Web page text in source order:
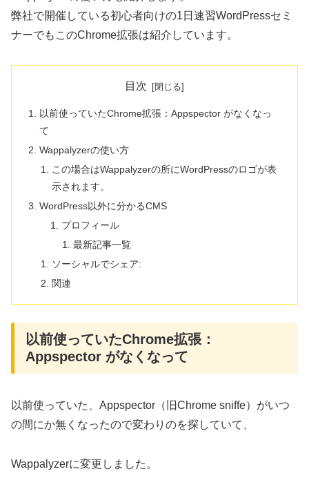
弊社で開催している初心者向けの1日速習WordPressセミ
ナーでもこのChrome拡張は紹介しています。
目次
以前使っていたChrome拡張：Appspector がなくなっ
て
Wappalyzerの使い方
この場合はWappalyzerの所にWordPressのロゴが表
示されます。
WordPress以外に分かるCMS
プロフィール
最新記事一覧
ソーシャルでシェア:
関連
以前使っていたChrome拡張：
Appspector がなくなって
以前使っていた、Appspector（旧Chrome sniffe）がいつ
の間にか無くなったので変わりのを探していて、
Wappalyzerに変更しました。